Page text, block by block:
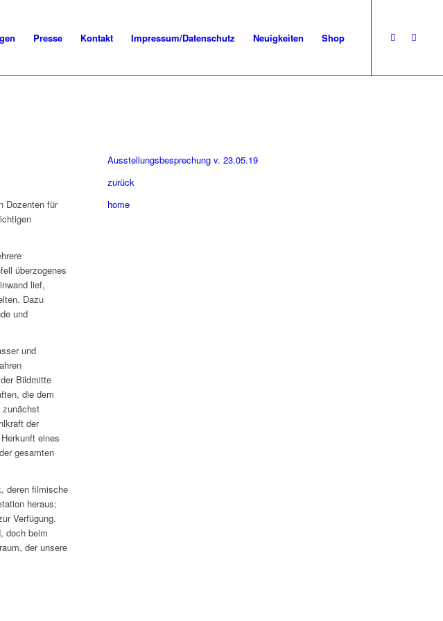
Presse Kontakt Impressum/Datenschutz Neuigkeiten Shop
Dozenten für
überzogenes
lief,
Dazu
und
und
Bildmitte
die dem
zunächst
der
eines
gesamten
deren filmische
heraus;
Verfügung.
doch beim
der unsere
Ausstellungsbesprechung v. 23.05.19
zurück
home